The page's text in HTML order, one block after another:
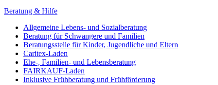
Beratung & Hilfe
Allgemeine Lebens- und Sozialberatung
Beratung für Schwangere und Familien
Beratungsstelle für Kinder, Jugendliche und Eltern
Caritex-Laden
Ehe-, Familien- und Lebensberatung
FAIRKAUF-Laden
Inklusive Frühberatung und Frühförderung